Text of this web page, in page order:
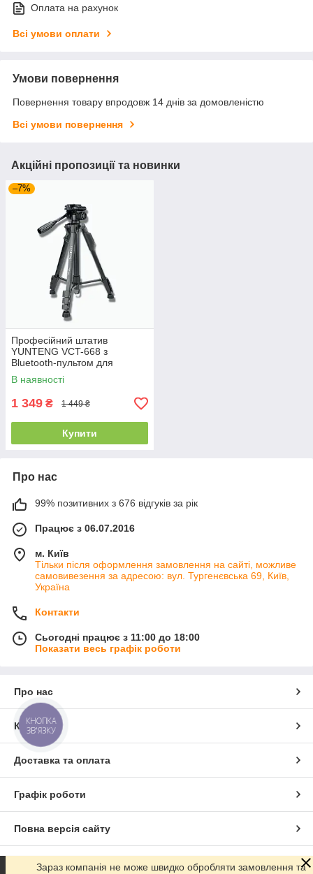
Оплата на рахунок
Всі умови оплати
Умови повернення
Повернення товару впродовж 14 днів за домовленістю
Всі умови повернення
Акційні пропозиції та новинки
–7%
Професійний штатив
YUNTENG VCT-668 з
Bluetooth-пультом для
камери та телефону
В наявності
1 349 ₴ 1 449 ₴
Купити
Про нас
99% позитивних з 676 відгуків за рік
Працює з 06.07.2016
м. Київ
Тільки після оформлення замовлення на сайті, можливе
самовивезення за адресою: вул. Тургенєвська 69, Київ,
Україна
Контакти
Сьогодні працює з 11:00 до 18:00
Показати весь графік роботи
Про нас
Контакти
Доставка та оплата
Графік роботи
Повна версія сайту
Сайт створено на маркетплейсіProm.ua
Зараз компанія не може швидко обробляти замовлення та
КНОПКА
ЗВ'ЯЗКУ